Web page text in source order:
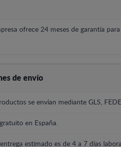
ofrece 24 meses de garantía
de envío
se envían mediante GLS,
en España.
estimado es de 4 a 7 días